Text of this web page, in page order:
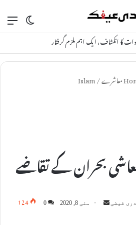
skin
کا انکشاف، ایک اہم ملزم گرفتار
/
Islam
بحران کے تقاضے
فیضی مئی 8, 2020 0
124